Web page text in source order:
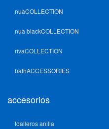
nuaCOLLECTION
nua blackCOLLECTION
rivaCOLLECTION
bathACCESSORIES
accesorios
toalleros anilla